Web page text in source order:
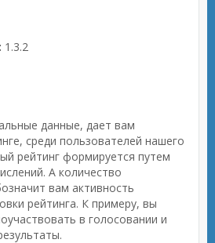
1.3.2
данные, дает вам
среди пользователей нашего
рейтинг формируется путем
А количество
вам активность
рейтинга. К примеру, вы
в голосовании и